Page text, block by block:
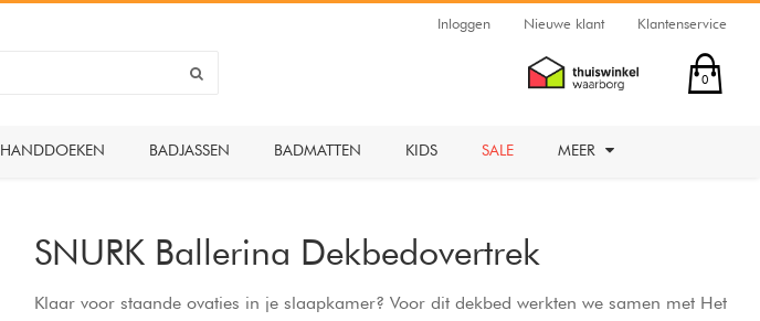
Inloggen Nieuwe klant Klantenservice
0
HANDDOEKEN BADJASSEN BADMATTEN KIDS SALE MEER
SNURK Ballerina Dekbedovertrek
Klaar voor staande ovaties in je slaapkamer? Voor dit dekbed werkten we samen met Het